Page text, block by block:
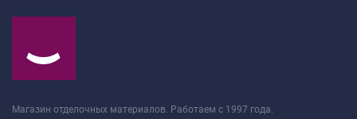
Магазин отделочных материалов. Работаем с 1997 года.